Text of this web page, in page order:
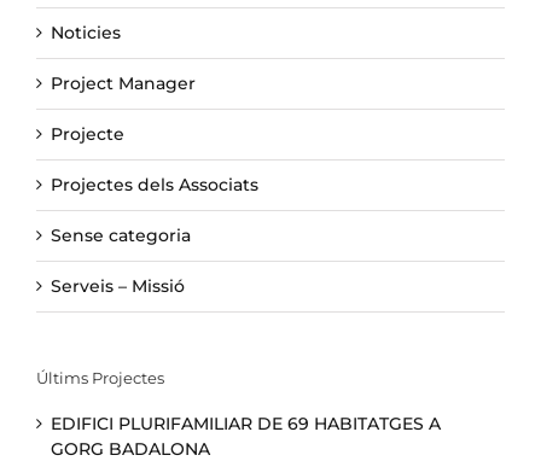
Noticies
Project Manager
Projecte
Projectes dels Associats
Sense categoria
Serveis – Missió
Últims Projectes
EDIFICI PLURIFAMILIAR DE 69 HABITATGES A
GORG BADALONA